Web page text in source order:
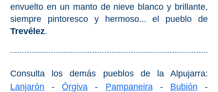
Órgiva
Pampaneira
Bubión
Capileira
envuelto en un manto de nieve blanco y brillante,
siempre pintoresco y hermoso... el pueblo de
Trevélez.
Consulta los demás pueblos de la Alpujarra:
Lanjarón -Órgiva - Pampaneira- Bubión -